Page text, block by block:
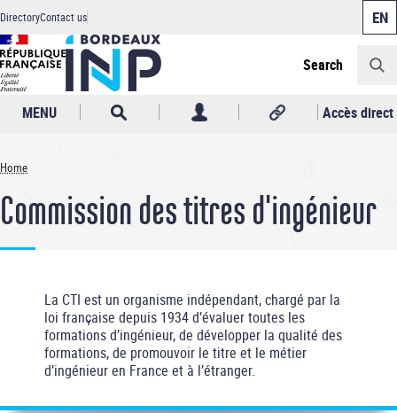
to
main
content
Header
DirectoryContact us
Search
MENU Accès direct
Breadcrumb
Home
Commission des titres d'ingénieur
La CTI est un organisme indépendant, chargé par la
loi française depuis 1934 d’évaluer toutes les
formations d’ingénieur, de développer la qualité des
formations, de promouvoir le titre et le métier
d’ingénieur en France et à l’étranger.
Cookies management panel